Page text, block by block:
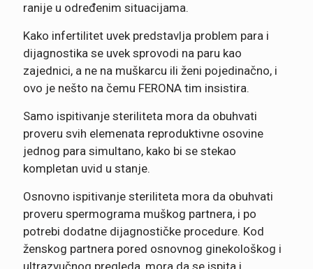
ranije u određenim situacijama.
Kako infertilitet uvek predstavlja problem para i
dijagnostika se uvek sprovodi na paru kao
zajednici, a ne na muškarcu ili ženi pojedinačno, i
ovo je nešto na čemu FERONA tim insistira.
Samo ispitivanje steriliteta mora da obuhvati
proveru svih elemenata reproduktivne osovine
jednog para simultano, kako bi se stekao
kompletan uvid u stanje.
Osnovno ispitivanje steriliteta mora da obuhvati
proveru spermograma muškog partnera, i po
potrebi dodatne dijagnostičke procedure. Kod
ženskog partnera pored osnovnog ginekološkog i
ultrazvučnog pregleda, mora da se ispita i